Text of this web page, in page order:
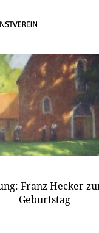
Franz Hecker
Geburtstag